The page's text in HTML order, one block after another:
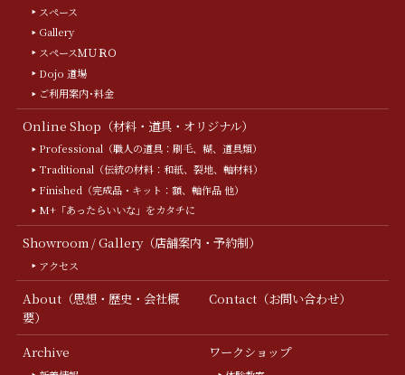
スペース
Gallery
スペースＭＵＲＯ
Dojo 道場
ご利用案内･料金
Online Shop（材料・道具・オリジナル）
Professional（職人の道具：刷毛、糊、道具類）
Traditional（伝統の材料：和紙、裂地、軸材料）
Finished（完成品・キット：額、軸作品 他）
M+「あったらいいな」をカタチに
Showroom / Gallery（店舗案内・予約制）
アクセス
About（思想・歴史・会社概
要）
Contact（お問い合わせ）
Archive ワークショップ